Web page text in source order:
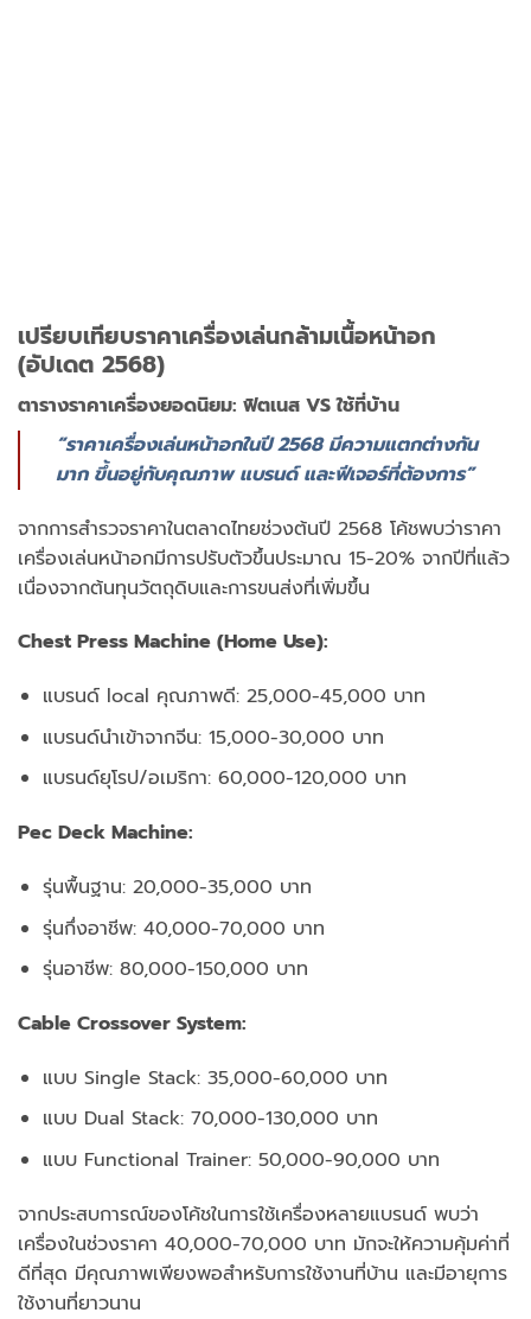
เปรียบเทียบราคาเครื่องเล่นกล้ามเนื้อหน้าอก
(อัปเดต 2568)
ตารางราคาเครื่องยอดนิยม: ฟิตเนส VS ใช้ที่บ้าน
“ราคาเครื่องเล่นหน้าอกในปี 2568 มีความแตกต่างกัน
มาก ขึ้นอยู่กับคุณภาพ แบรนด์ และฟีเจอร์ที่ต้องการ”
จากการสำรวจราคาในตลาดไทยช่วงต้นปี 2568 โค้ชพบว่าราคา
เครื่องเล่นหน้าอกมีการปรับตัวขึ้นประมาณ 15-20% จากปีที่แล้ว
เนื่องจากต้นทุนวัตถุดิบและการขนส่งที่เพิ่มขึ้น
Chest Press Machine (Home Use):
แบรนด์ local คุณภาพดี: 25,000-45,000 บาท
แบรนด์นำเข้าจากจีน: 15,000-30,000 บาท
แบรนด์ยุโรป/อเมริกา: 60,000-120,000 บาท
Pec Deck Machine:
รุ่นพื้นฐาน: 20,000-35,000 บาท
รุ่นกึ่งอาชีพ: 40,000-70,000 บาท
รุ่นอาชีพ: 80,000-150,000 บาท
Cable Crossover System:
แบบ Single Stack: 35,000-60,000 บาท
แบบ Dual Stack: 70,000-130,000 บาท
แบบ Functional Trainer: 50,000-90,000 บาท
จากประสบการณ์ของโค้ชในการใช้เครื่องหลายแบรนด์ พบว่า
เครื่องในช่วงราคา 40,000-70,000 บาท มักจะให้ความคุ้มค่าที่
ดีที่สุด มีคุณภาพเพียงพอสำหรับการใช้งานที่บ้าน และมีอายุการ
ใช้งานที่ยาวนาน